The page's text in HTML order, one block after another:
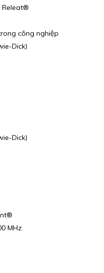
Releat®
công nghiệp
Dick)
Dick)
MHz